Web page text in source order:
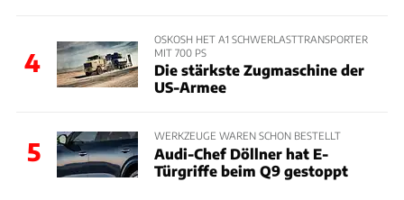
4
OSKOSH HET A1 SCHWERLASTTRANSPORTER
MIT 700 PS
Die stärkste Zugmaschine der
US-Armee
5
WERKZEUGE WAREN SCHON BESTELLT
Audi-Chef Döllner hat E-
Türgriffe beim Q9 gestoppt